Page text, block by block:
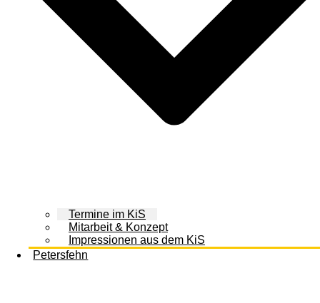
Termine im KiS
Mitarbeit & Konzept
Impressionen aus dem KiS
Petersfehn